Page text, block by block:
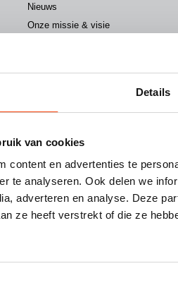
Details
van cookies
content en advertenties te
te analyseren. Ook delen we
adverteren en analyse. Deze
ze heeft verstrekt of die ze
Nieuws
Onze missie & visie
HerboKern
HerboTop